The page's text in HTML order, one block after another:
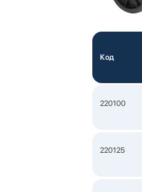
Код
220100
220125